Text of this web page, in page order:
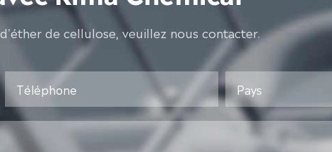
de cellulose, veuillez nous contacter.